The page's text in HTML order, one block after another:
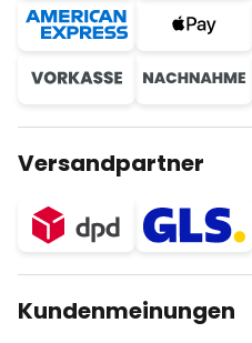
Versandpartner
Kundenmeinungen